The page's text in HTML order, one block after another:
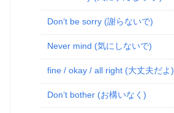
Don’t be sorry (謝らないで)
Never mind (気にしないで)
fine / okay / all right (大丈夫だよ)
Don’t bother (お構いなく)